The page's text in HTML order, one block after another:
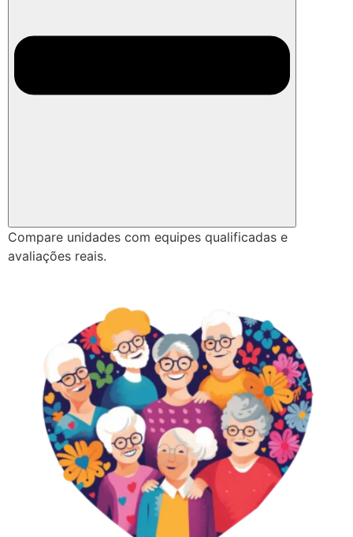
Compare unidades com equipes qualificadas e
avaliações reais.